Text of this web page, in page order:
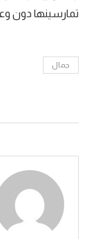
تمارسينها دون
جمال